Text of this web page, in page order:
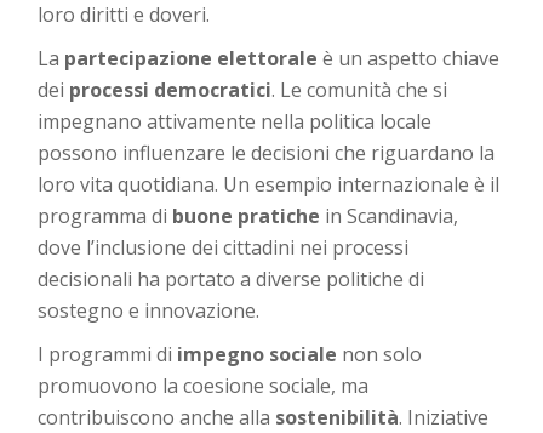
loro diritti e doveri.
La partecipazione elettorale è un aspetto chiave
dei processi democratici. Le comunità che si
impegnano attivamente nella politica locale
possono influenzare le decisioni che riguardano la
loro vita quotidiana. Un esempio internazionale è il
programma di buone pratiche in Scandinavia,
dove l’inclusione dei cittadini nei processi
decisionali ha portato a diverse politiche di
sostegno e innovazione.
I programmi di impegno sociale non solo
promuovono la coesione sociale, ma
contribuiscono anche alla sostenibilità. Iniziative